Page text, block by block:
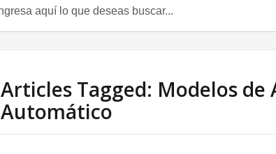
Articles Tagged: Modelos de
Automático